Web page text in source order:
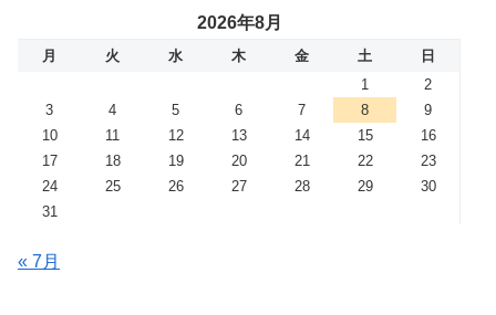
2026年8月
月 火 水 木 金 土
日
1
2
3
4 5 6 7 8
9
10
11 12 13 14 15
16
17
18 19 20 21 22
23
24
25 26 27 28 29
30
31
« 7月